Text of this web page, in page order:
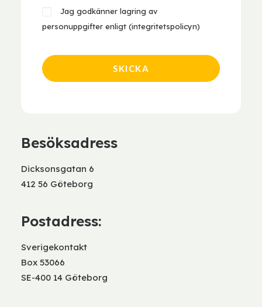
Jag godkänner lagring av
personuppgifter enligt (integritetspolicyn)
Besöksadress
Dicksonsgatan 6
412 56 Göteborg
Postadress:
Sverigekontakt
Box 53066
SE-400 14 Göteborg